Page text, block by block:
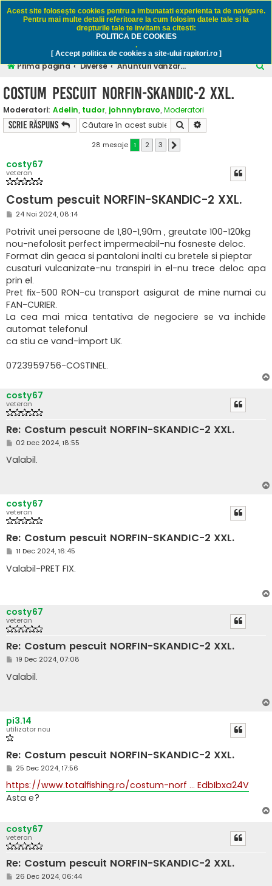
Rapitori.ro - Pescuit sportiv
Prima pagină Diverse Anunturi vanzare / cumparare - numai pescuit
C
Costum pescuit NORFIN-SKANDIC-2 XXL.
Moderatori: Adelin, tudor, johnnybravo, Moderatori
Scrie răspuns Căutare
28 mesaje 1 2 3
costy67
veteran
Costum pescuit NORFIN-SKANDIC-2 XXL.
M
s
a
j
24 Noi 2024, 08:14
Potrivit unei persoane de 1,80-1,90m , greutate 100-120kg
nou-nefolosit perfect impermeabil-nu fosneste deloc.
Format din geaca si pantaloni inalti cu bretele si pieptar
cusaturi vulcanizate-nu transpiri in el-nu trece deloc apa
prin el.
Pret fix-500 RON-cu transport asigurat de mine numai cu
FAN-CURIER.
La cea mai mica tentativa de negociere se va inchide
automat telefonul
ca stiu ce vand-import UK.
0723959756-COSTINEL.
costy67
veteran
Re: Costum pescuit NORFIN-SKANDIC-2 XXL.
M
s
a
02 Dec 2024, 18:55
Valabil.
costy67
veteran
Re: Costum pescuit NORFIN-SKANDIC-2 XXL.
M
s
a
11 Dec 2024, 16:45
Valabil-PRET FIX.
costy67
veteran
Re: Costum pescuit NORFIN-SKANDIC-2 XXL.
M
s
a
19 Dec 2024, 07:08
Valabil.
pi3.14
utilizator nou
Re: Costum pescuit NORFIN-SKANDIC-2 XXL.
M
s
a
j
25 Dec 2024, 17:56
https://www.totalfishing.ro/costum-norf ... EdbIbxa24V
Asta e?
costy67
veteran
Re: Costum pescuit NORFIN-SKANDIC-2 XXL.
M
26 Dec 2024, 06:44
Acest site foloseşte cookies pentru a imbunatati experienta ta de navigare.
Pentru mai multe detalii referitoare la cum folosim datele tale si la
drepturile tale te invitam sa citesti:
POLITICA DE COOKIES
.
[ Accept politica de cookies a site-ului rapitori.ro ]